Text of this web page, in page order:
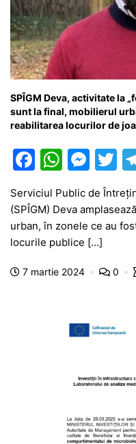
SPÎGM Deva, activitate la
sunt la final, mobilierul
reabilitarea locurilor de
F
a
c
e
b
o
W
at
s
A
p
M
s
s
e
n
T
w
Serviciul Public de
(SPÎGM) Deva
urban, în zonele ce au
locurile publice […]
7 martie 2024 0